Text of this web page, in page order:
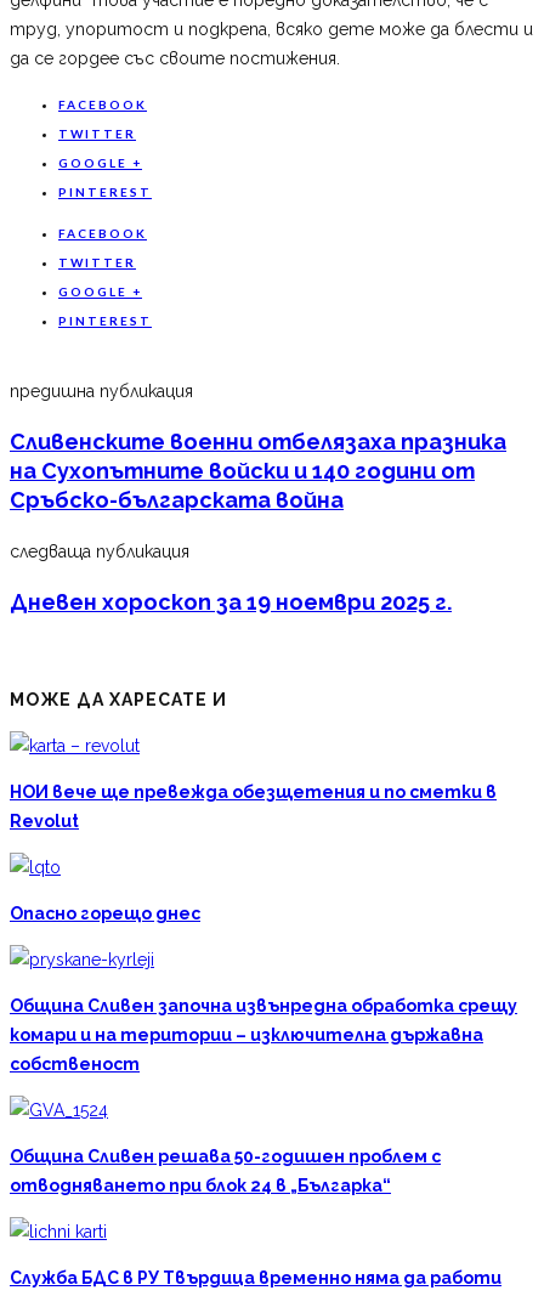
труд, упоритост и подкрепа, всяко дете може да блести и
да се гордее със своите постижения.
FACEBOOK
TWITTER
GOOGLE +
PINTEREST
FACEBOOK
TWITTER
GOOGLE +
PINTEREST
предишна публикация
Сливенските военни отбелязаха празника
на Сухопътните войски и 140 години от
Сръбско-българската война
следваща публикация
Дневен хороскоп за 19 ноември 2025 г.
МОЖЕ ДА ХАРЕСАТЕ И
НОИ вече ще превежда обезщетения и по сметки в
Revolut
Опасно горещо днес
Община Сливен започна извънредна обработка срещу
комари и на територии – изключителна държавна
собственост
Община Сливен решава 50-годишен проблем с
отводняването при блок 24 в „Българка“
Служба БДС в РУ Твърдица временно няма да работи